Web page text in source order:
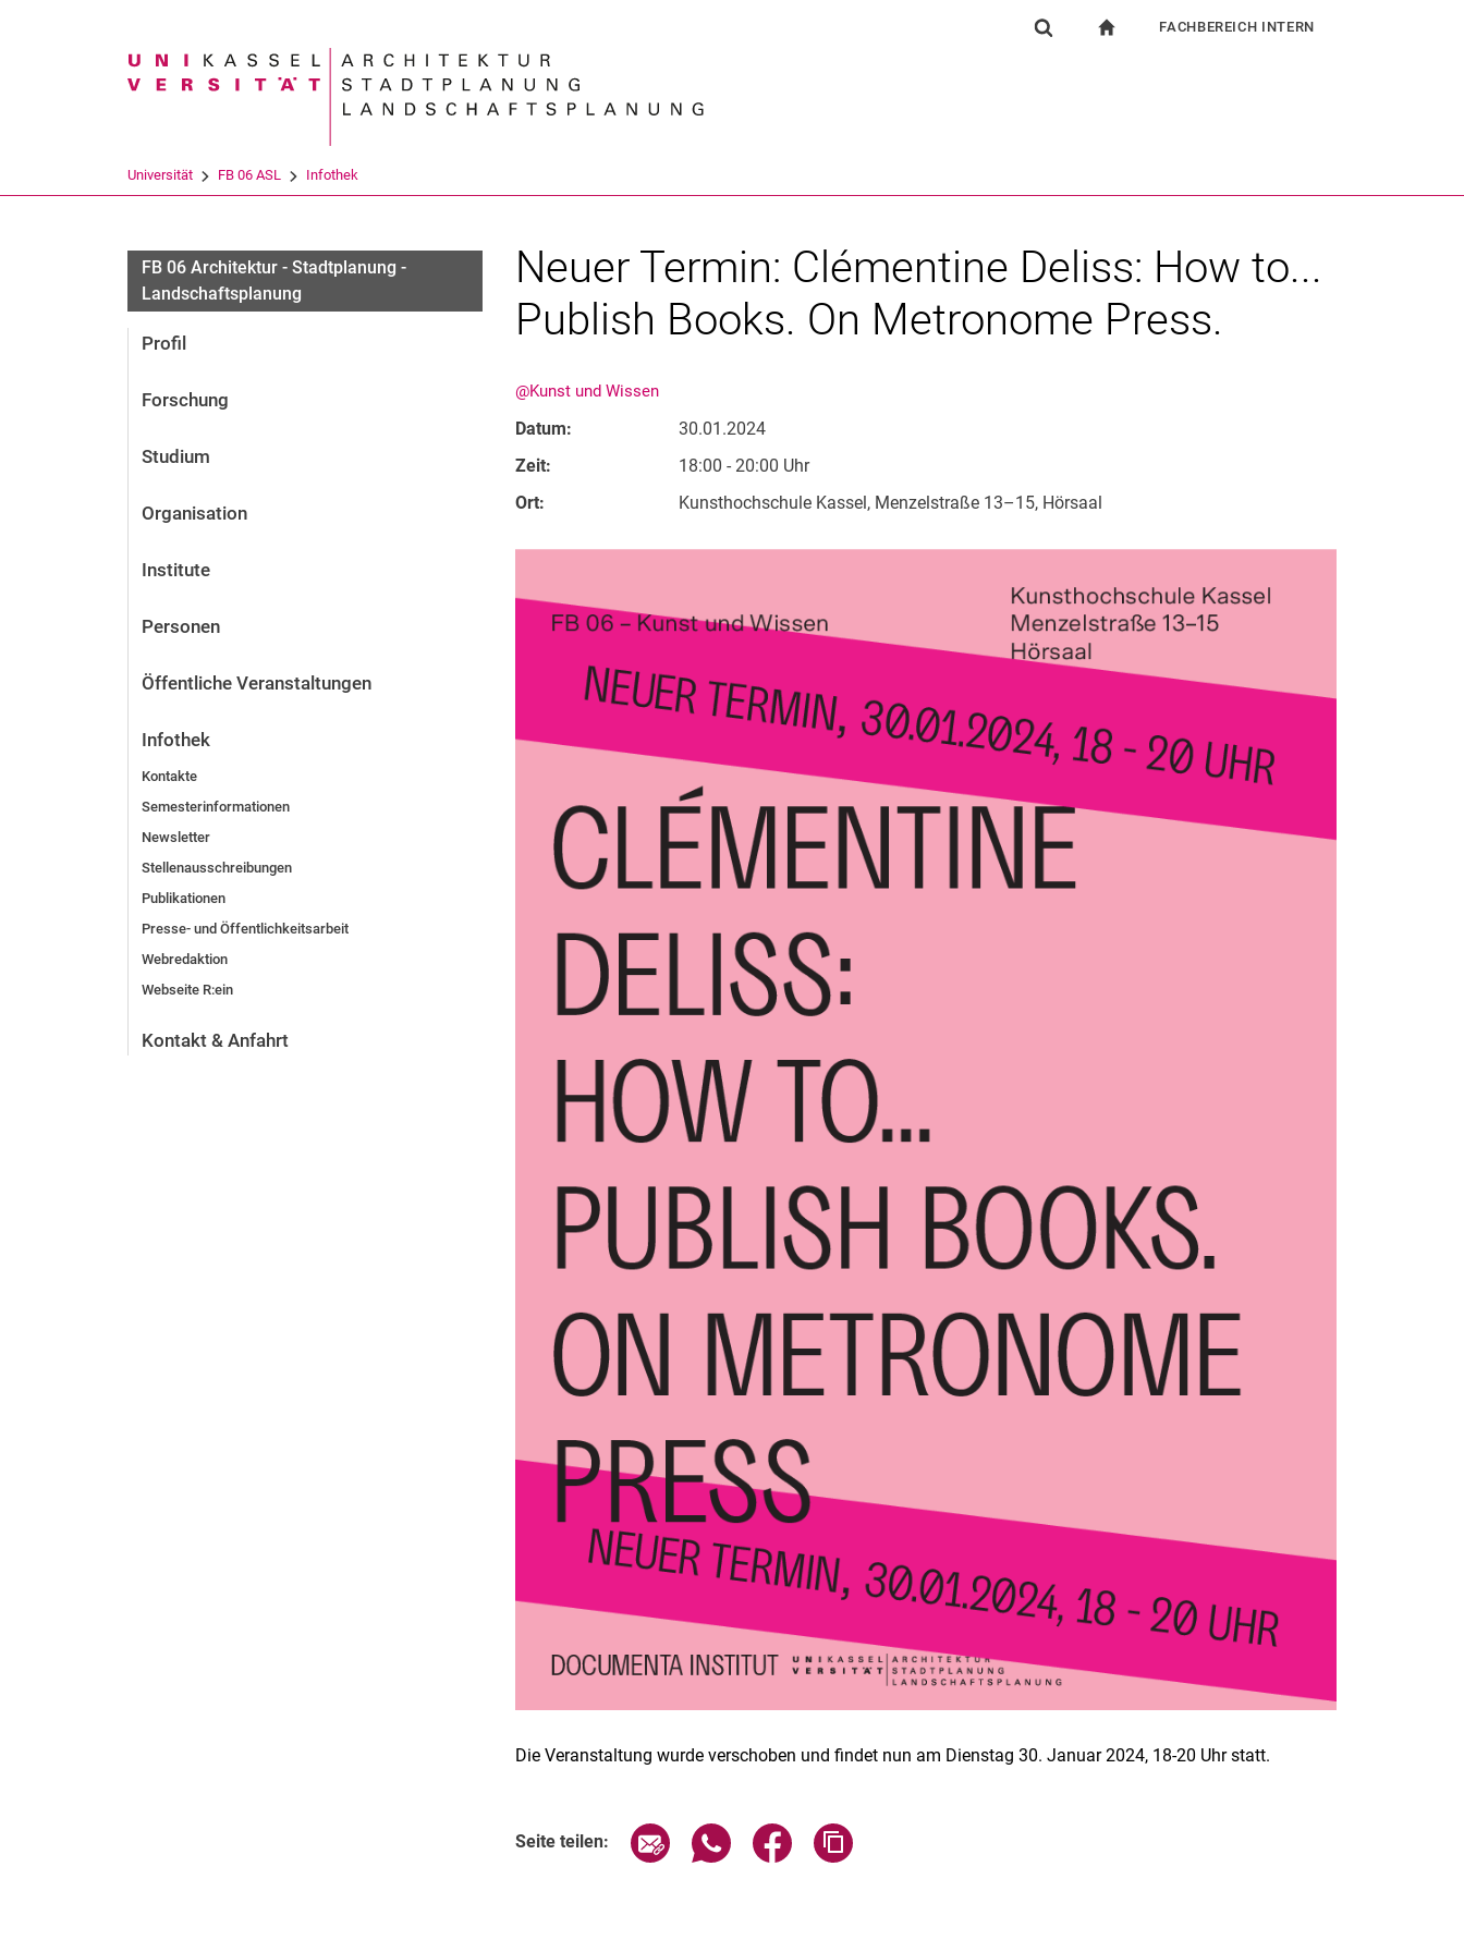
Suchbegriff
FACHBEREICH INTERN
Universität FB 06 ASL Infothek
FB 06 Architektur - Stadtplanung -
Landschaftsplanung
Profil
Forschung
Studium
Organisation
Institute
Personen
Öffentliche Veranstaltungen
Infothek
Kontakte
Semesterinformationen
Newsletter
Stellenausschreibungen
Publikationen
Presse- und Öffentlichkeitsarbeit
Webredaktion
Webseite R:ein
Kontakt & Anfahrt
Neuer Termin: Clémentine Deliss: How to...
Publish Books. On Metronome Press.
@Kunst und Wissen
Datum:
30.01.2024
Zeit:
18:00 - 20:00 Uhr
Ort:
Kunsthochschule Kassel, Menzelstraße 13–15, Hörsaal
Die Veranstaltung wurde verschoben und findet nun am Dienstag 30. Januar 2024, 18-20 Uhr statt.
Seite teilen: Seite über E-Mail teilen
Seite über WhatsApp teilen (externer Link, öffnet neues Fenster)
Seite über Facebook teilen (externer Link, öffnet neues Fenster)